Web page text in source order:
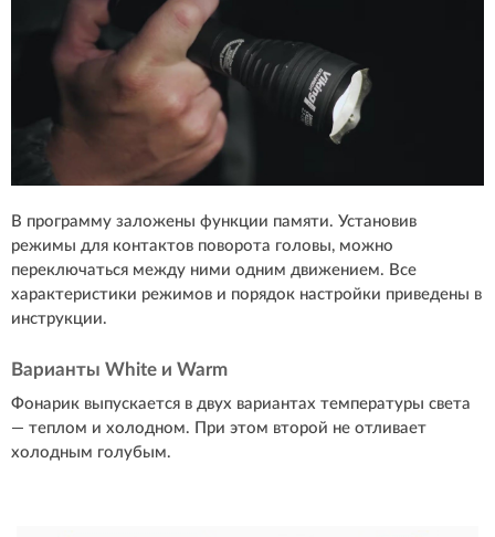
В программу заложены функции памяти. Установив
режимы для контактов поворота головы, можно
переключаться между ними одним движением. Все
характеристики режимов и порядок настройки приведены в
инструкции.
Варианты White и Warm
Фонарик выпускается в двух вариантах температуры света
— теплом и холодном. При этом второй не отливает
холодным голубым.